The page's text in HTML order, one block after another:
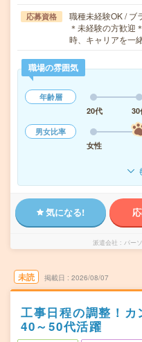
応募資格
職種未経験OK / ブ
＊未経験の方歓迎
時、キャリアを一
職場の雰囲気
年齢層
20代
30
男女比率
女性
気になる!
派遣会社 パー
未読 掲載日 2026/08/07
工事日程の調整！カ
40～50代活躍